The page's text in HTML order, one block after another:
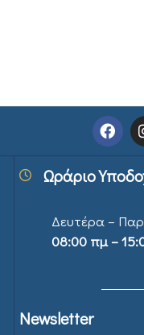
Ωράριο
Δευτέρα –
08:00 πμ –
Newsletter